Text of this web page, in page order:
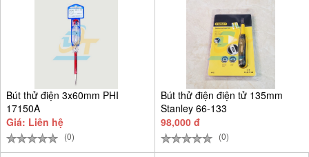
Bút thử điện 3x60mm PHI
17150A
Giá: Liên hệ
(0)
Bút thử điện điện tử 135mm
Stanley 66-133
98,000 đ
(0)